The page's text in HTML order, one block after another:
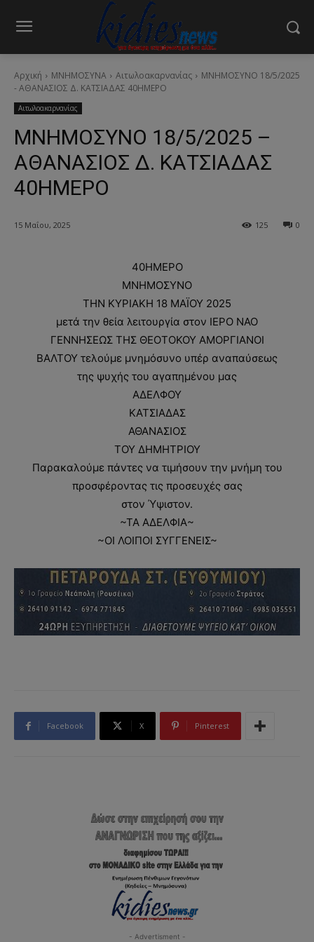
Αρχική ΜΝΗΜΟΣΥΝΑ Αιτωλοακαρνανίας
ΜΝΗΜΟΣΥΝΟ 18/5/2025
- ΑΘΑΝΑΣΙΟΣ Δ. ΚΑΤΣΙΑΔΑΣ 40ΗΜΕΡΟ
Αιτωλοακαρνανίας
ΜΝΗΜΟΣΥΝΟ 18/5/2025 –
ΑΘΑΝΑΣΙΟΣ Δ. ΚΑΤΣΙΑΔΑΣ
40ΗΜΕΡΟ
15 Μαΐου, 2025 0
125
40ΗΜΕΡΟ
ΜΝΗΜΟΣΥΝΟ
ΤΗΝ ΚΥΡΙΑΚΗ 18 ΜΑΪΟΥ 2025
μετά την θεία λειτουργία στον ΙΕΡΟ ΝΑΟ
ΓΕΝΝΗΣΕΩΣ ΤΗΣ ΘΕΟΤΟΚΟΥ ΑΜΟΡΓΙΑΝΟΙ
ΒΑΛΤΟΥ τελούμε μνημόσυνο υπέρ αναπαύσεως
της ψυχής του αγαπημένου μας
ΑΔΕΛΦΟΥ
ΚΑΤΣΙΑΔΑΣ
ΑΘΑΝΑΣΙΟΣ
ΤΟΥ ΔΗΜΗΤΡΙΟΥ
Παρακαλούμε πάντες να τιμήσουν την μνήμη του
προσφέροντας τις προσευχές σας
στον Ύψιστον.
~ΤΑ ΑΔΕΛΦΙΑ~
~ΟΙ ΛΟΙΠΟΙ ΣΥΓΓΕΝΕΙΣ~
Facebook X Pinterest
- Advertisment -